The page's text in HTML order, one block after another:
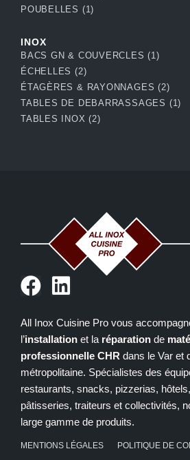
POUBELLES (1)
INOX
BACS GN & COUVERCLES(1)
ÉCHELLES(2)
ÉTAGÈRES & RAYONNAGES(2)
TABLES DE DEBARRASSAGES (1)
TABLES INOX(2)
F
c
e
b
o
o
k
L
n
k
e
d
i
n
All Inox Cuisine Pro vous
l’installation et la réparation de
professionnelle CHR dans le Var et
métropolitaine. Spécialistes des
restaurants, snacks, pizzerias,
pâtisseries, traiteurs et collectivités,
large gamme de produits.
MENTIONS LÉGALES POLITIQUE DE